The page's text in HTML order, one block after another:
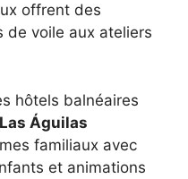
offrent des
de voile aux ateliers
hôtels balnéaires
Las Águilas
familiaux avec
et animations